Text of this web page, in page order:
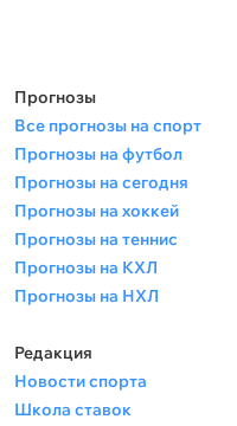
Прогнозы
Все прогнозы на спорт
Прогнозы на футбол
Прогнозы на сегодня
Прогнозы на хоккей
Прогнозы на теннис
Прогнозы на КХЛ
Прогнозы на НХЛ
Редакция
Новости спорта
Школа ставок